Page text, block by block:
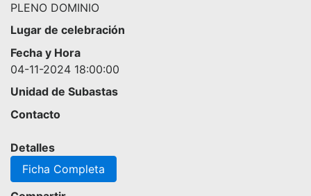
PLENO DOMINIO
Lugar de celebración
Fecha y Hora
04-11-2024 18:00:00
Unidad de Subastas
Contacto
Detalles
Ficha Completa